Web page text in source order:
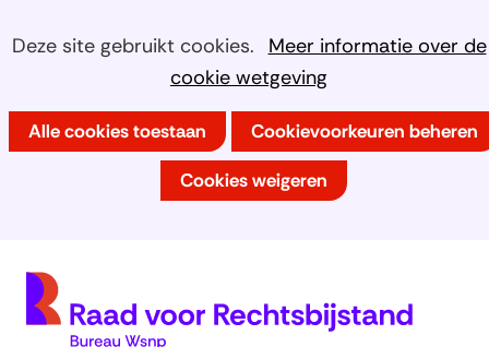
Cookies
Deze site gebruikt cookies.
Meer informatie over de
cookie wetgeving
Hier
het
gebruik
deze
website
worden
Alle cookies toestaan Cookievoorkeuren beheren
Cookies weigeren
naar
de
inhoud